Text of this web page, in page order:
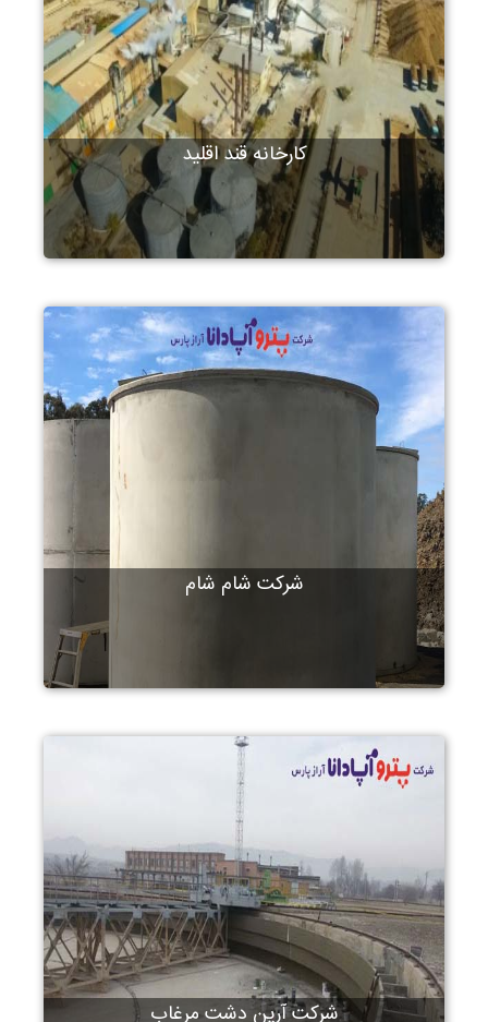
کارخانه قند اقلید
شرکت شام شام
شرکت آرین دشت مرغاب